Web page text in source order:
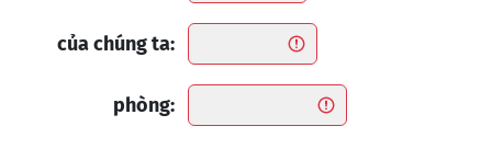
của chúng ta:
phòng: